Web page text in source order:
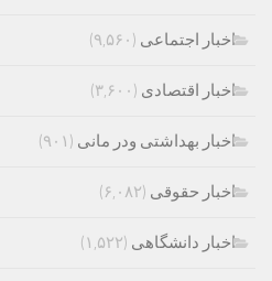
اخبار اجتماعی (۹,۵۶۰)
اخبار اقتصادی (۳,۶۰۰)
اخبار بهداشتی ودر مانی (۹۰۱)
اخبار حقوقی (۶,۰۸۲)
اخبار دانشگاهی (۱,۵۲۲)